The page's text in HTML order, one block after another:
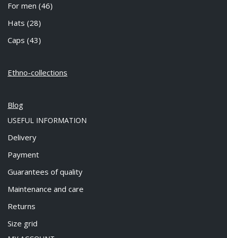
For men (46)
Hats (28)
Caps (43)
Ethno-collections
Blog
USEFUL INFORMATION
Delivery
Payment
Guarantees of quality
Maintenance and care
Returns
Size grid